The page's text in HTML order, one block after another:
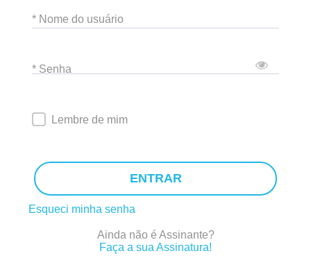
* Nome do usuário
* Senha
Lembre de mim
ENTRAR
Esqueci minha senha
Ainda não é Assinante?
Faça a sua Assinatura!